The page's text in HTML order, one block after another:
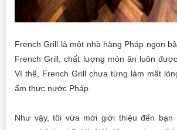
French Grill là một nhà hàng Pháp ngon
French Grill, chất lượng món ăn luôn
Vì thế, French Grill chưa từng làm mất
ẩm thực nước Pháp.
Như vậy, tôi vừa mới giới thiệu đến